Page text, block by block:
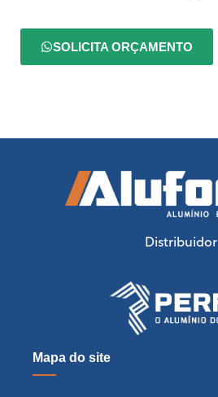
SOLICITA ORÇAMENTO
Distribuidor
Mapa do site